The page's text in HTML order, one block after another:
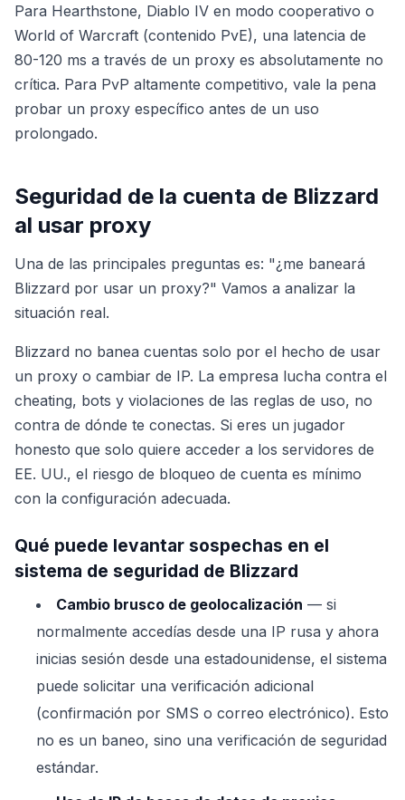
Para Hearthstone, Diablo IV en modo cooperativo o
World of Warcraft (contenido PvE), una latencia de
80-120 ms a través de un proxy es absolutamente no
crítica. Para PvP altamente competitivo, vale la pena
probar un proxy específico antes de un uso
prolongado.
Seguridad de la cuenta de Blizzard
al usar proxy
Una de las principales preguntas es: "¿me baneará
Blizzard por usar un proxy?" Vamos a analizar la
situación real.
Blizzard no banea cuentas solo por el hecho de usar
un proxy o cambiar de IP. La empresa lucha contra el
cheating, bots y violaciones de las reglas de uso, no
contra de dónde te conectas. Si eres un jugador
honesto que solo quiere acceder a los servidores de
EE. UU., el riesgo de bloqueo de cuenta es mínimo
con la configuración adecuada.
Qué puede levantar sospechas en el
sistema de seguridad de Blizzard
Cambio brusco de geolocalización — si
normalmente accedías desde una IP rusa y ahora
inicias sesión desde una estadounidense, el sistema
puede solicitar una verificación adicional
(confirmación por SMS o correo electrónico). Esto
no es un baneo, sino una verificación de seguridad
estándar.